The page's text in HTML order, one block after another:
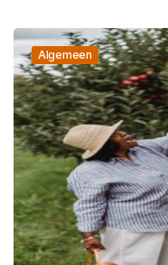
Algemeen